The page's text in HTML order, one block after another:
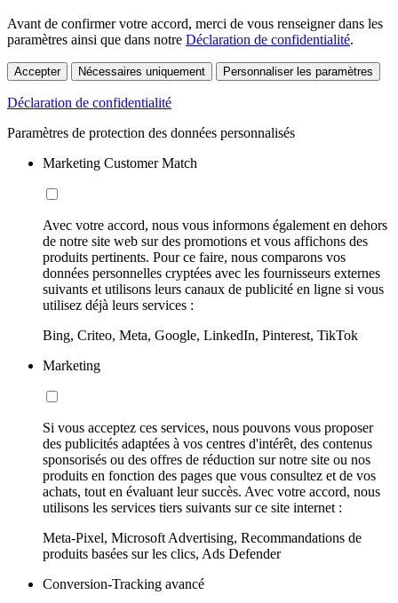
Avant de confirmer votre accord, merci de vous renseigner dans les
paramètres ainsi que dans notre Déclaration de confidentialité.
Accepter Nécessaires uniquement Personnaliser les paramètres
Déclaration de confidentialité
Paramètres de protection des données personnalisés
Marketing Customer Match
Avec votre accord, nous vous informons également en dehors
de notre site web sur des promotions et vous affichons des
produits pertinents. Pour ce faire, nous comparons vos
données personnelles cryptées avec les fournisseurs externes
suivants et utilisons leurs canaux de publicité en ligne si vous
utilisez déjà leurs services :
Bing, Criteo, Meta, Google, LinkedIn, Pinterest, TikTok
Marketing
Si vous acceptez ces services, nous pouvons vous proposer
des publicités adaptées à vos centres d'intérêt, des contenus
sponsorisés ou des offres de réduction sur notre site ou nos
produits en fonction des pages que vous consultez et de vos
achats, tout en évaluant leur succès. Avec votre accord, nous
utilisons les services tiers suivants sur ce site internet :
Meta-Pixel, Microsoft Advertising, Recommandations de
produits basées sur les clics, Ads Defender
Conversion-Tracking avancé